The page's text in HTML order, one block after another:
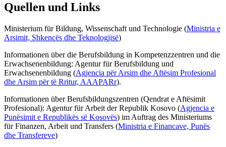
Quellen und Links
Ministerium für Bildung, Wissenschaft und Technologie (Ministria e
Arsimit, Shkencës dhe Teknologjisë)
Informationen über die Berufsbildung in Kompetenzzentren und die
Erwachsenenbildung: Agentur für Berufsbildung und
Erwachsenenbildung (Agjencia për Arsim dhe Aftësim Profesional
dhe Arsim për të Rritur, AAAPARr).
Informationen über Berufsbildungszentren (Qendrat e Aftësimit
Profesional): Agentur für Arbeit der Republik Kosovo (Agjencia e
Punësimit e Republikës së Kosovës) im Auftrag des Ministeriums
für Finanzen, Arbeit und Transfers (Ministria e Financave, Punës
dhe Transfereve)